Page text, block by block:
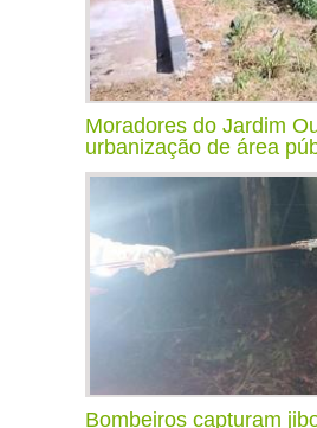
Moradores do Jardim
urbanização de área
Bombeiros capturam